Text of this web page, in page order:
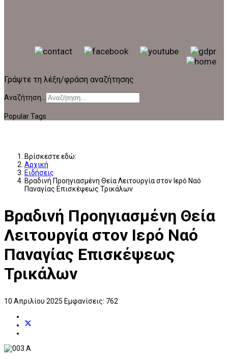
Γράψτε τη λέξη/φράση αναζήτησης
Αναζήτηση...
Popular Tags
Βρίσκεστε εδώ:
Αρχική
Ειδήσεις
Βραδινή Προηγιασμένη Θεία Λειτουργία στον Ιερό Ναό
Παναγίας Επισκέψεως Τρικάλων
Βραδινή Προηγιασμένη Θεία
Λειτουργία στον Ιερό Ναό
Παναγίας Επισκέψεως
Τρικάλων
10 Απριλίου 2025 Εμφανίσεις: 762